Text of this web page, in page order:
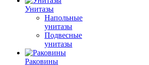
Унитазы
Напольные
унитазы
Подвесные
унитазы
Раковины